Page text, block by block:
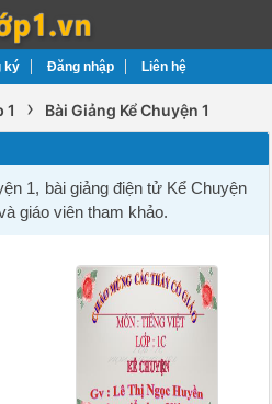
ký Đăng nhập Liên hệ
1 › Bài Giảng Kể Chuyện 1
1, bài giảng điện tử Kể Chuyện
giáo viên tham khảo.